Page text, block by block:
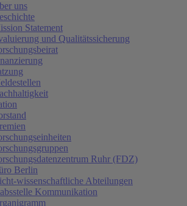
uns
Statement
und Qualitätssicherung
Ruhr (FDZ)
Berlin
wissenschaftliche Abteilungen
Kommunikation